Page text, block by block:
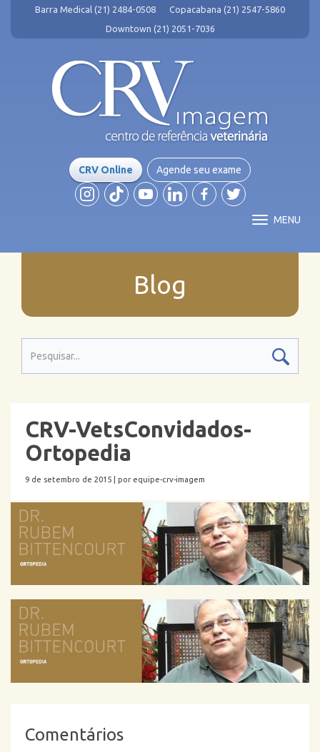
Barra Medical (21) 2484-0508
Copacabana (21) 2547-5860
Downtown (21) 2051-7036
CRV Online Agende seu exame
MENU
Blog
CRV-VetsConvidados-
Ortopedia
9 de setembro de 2015 | por equipe-crv-imagem
Comentários